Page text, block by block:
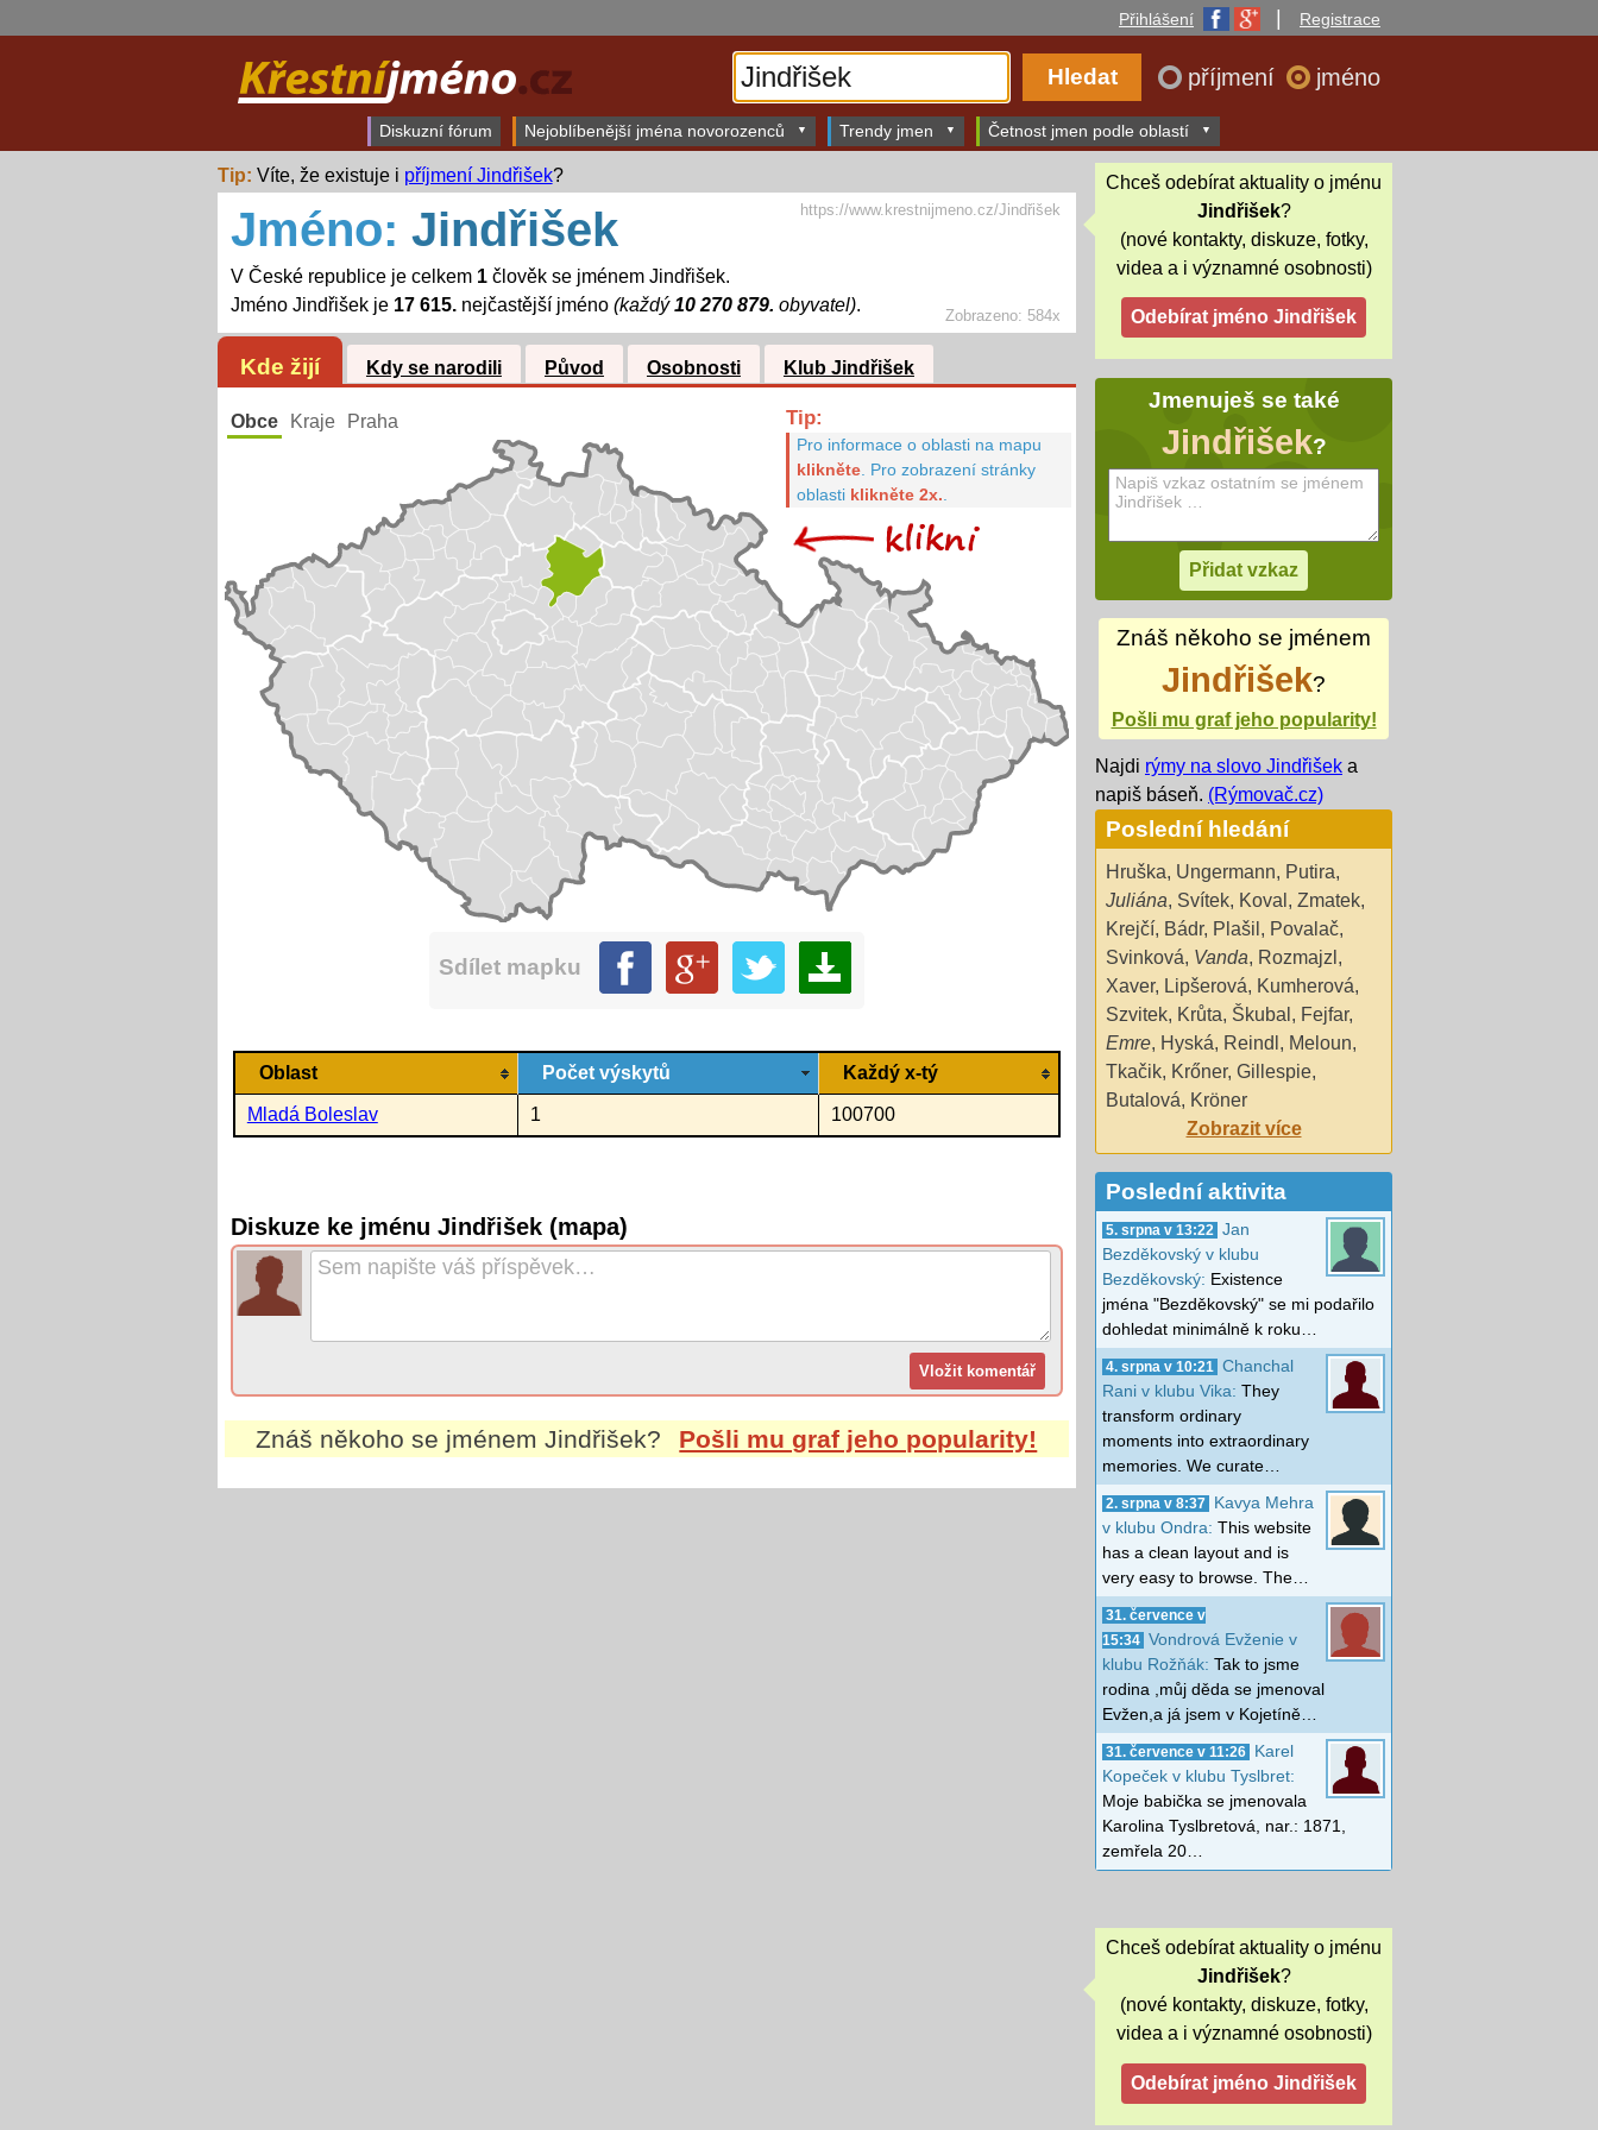
Přihlášení Registrace
příjmení jméno
Diskuzní fórum Nejoblíbenější jména novorozenců Trendy jmen Četnost jmen podle oblastí
Tip: Víte, že existuje i příjmení Jindřišek?
Zobrazeno: 584x
Jméno: Jindřišek
V České republice je celkem 1člověk se jménem Jindřišek.
Jméno Jindřišek je 17 615.nejčastější jméno (každý10 270 879. obyvatel).
https://www.krestnijmeno.cz/Jindřišek
Kde žijí Kdy se narodili Původ Osobnosti Klub Jindřišek
Obce Kraje Praha Tip:
Pro informace o oblasti na mapu
klikněte. Pro zobrazení stránky
oblasti klikněte 2x..
Sdílet mapku
Oblast Počet výskytů Každý x-tý
Mladá Boleslav 1 100700
Diskuze ke jménu Jindřišek (mapa)
Znáš někoho se jménemJindřišek? Pošli mu graf jeho popularity!
Chceš odebírat aktuality o jménu
Jindřišek?
(nové kontakty, diskuze, fotky,
videa a i významné osobnosti)
Jmenuješ se také
Jindřišek?
Znáš někoho se jménem
Jindřišek?
Pošli mu graf jeho popularity!
Najdi rýmy na slovo Jindřišek a
napiš báseň. (Rýmovač.cz)
Poslední hledání
Hruška, Ungermann, Putira,
Juliána, Svítek, Koval , Zmatek,
Krejčí, Bádr, Plašil , Povalač,
Svinková, Vanda, Rozmajzl ,
Xaver, Lipšerová, Kumherová,
Szvitek, Krůta, Škubal , Fejfar,
Emre, Hyská, Reindl , Meloun,
Tkačik, Krőner, Gillespie,
Butalová, Kröner
Zobrazit více
Poslední aktivita
5. srpna v 13:22
Jan
Bezděkovský v klubu
Bezděkovský: Existence
jména "Bezděkovský" se mi podařilo
dohledat minimálně k roku…
4. srpna v 10:21
Chanchal
Rani v klubu Vika: They
transform ordinary
moments into extraordinary
memories. We curate…
2. srpna v 8:37
Kavya Mehra
v klubu Ondra: This website
has a clean layout and is
very easy to browse. The…
31. července v
15:34 Vondrová Evženie v
klubu Rožňák: Tak to jsme
rodina ,můj děda se jmenoval
Evžen,a já jsem v Kojetíně…
31. července v 11:26
Karel
Kopeček v klubu Tyslbret:
Moje babička se jmenovala
Karolina Tyslbretová, nar.: 1871,
zemřela 20…
Chceš odebírat aktuality o jménu
Jindřišek?
(nové kontakty, diskuze, fotky,
videa a i významné osobnosti)